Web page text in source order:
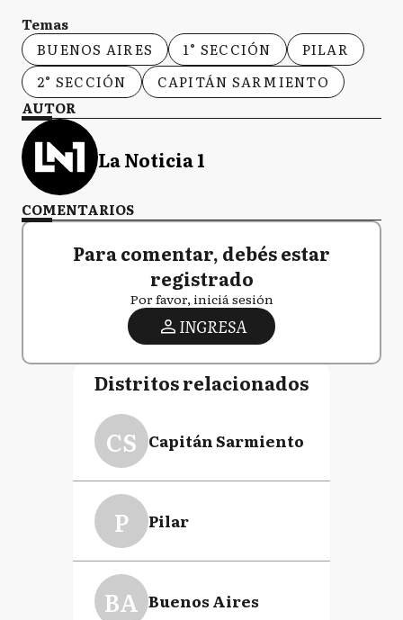
Temas
BUENOS AIRES
1° SECCIÓN
PILAR
2° SECCIÓN
CAPITÁN SARMIENTO
AUTOR
La Noticia 1
COMENTARIOS
Para comentar, debés estar
registrado
Por favor, iniciá sesión
INGRESA
Distritos relacionados
CS Capitán Sarmiento
P Pilar
BA Buenos Aires